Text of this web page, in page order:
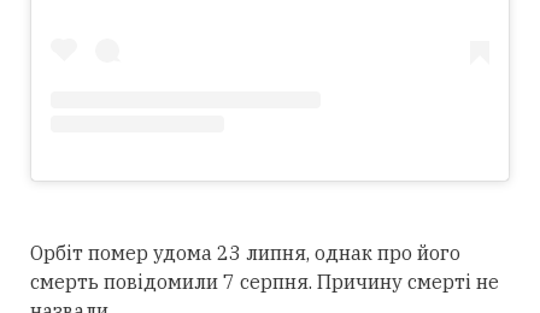
Орбіт помер удома 23 липня, однак про його
смерть повідомили 7 серпня. Причину смерті не